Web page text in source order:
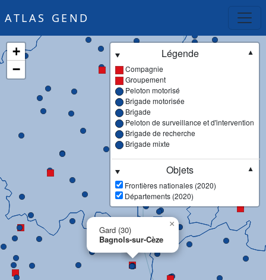
ATLAS GEND
Gard (30)
Bagnols-sur-Cèze
×
+
−
Légende
▼
Compagnie
Groupement
Peloton motorisé
Brigade motorisée
Brigade
Peloton de surveillance et d'intervention
Brigade de recherche
Brigade mixte
Objets
▼
Frontières nationales (2020)
Départements (2020)